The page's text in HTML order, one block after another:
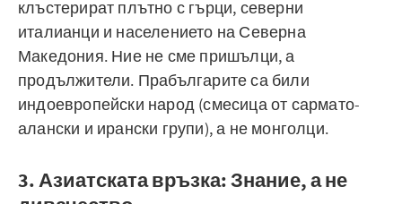
клъстерират плътно с гърци, северни
италианци и населението на Северна
Македония. Ние не сме пришълци, а
продължители. Прабългарите са били
индоевропейски народ (смесица от сармато-
алански и ирански групи), а не монголци.
3. Азиатската връзка: Знание, а не